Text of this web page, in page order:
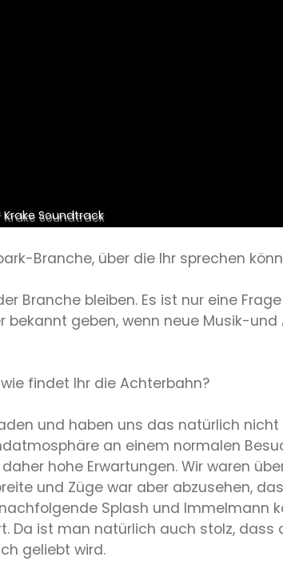
Krake Soundtrack
Branche, über die Ihr sprechen
Branche bleiben. Es ist nur eine
geben, wenn neue Musik-
findet Ihr die Achterbahn?
und haben uns das natürlich
an einem normalen
hohe Erwartungen. Wir waren
und Züge war aber abzusehen,
Splash und Immelmann
Da ist man natürlich auch stolz, dass
geliebt wird.